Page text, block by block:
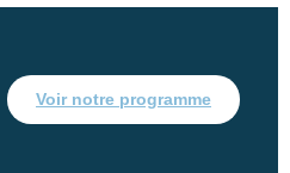
Voir notre programme